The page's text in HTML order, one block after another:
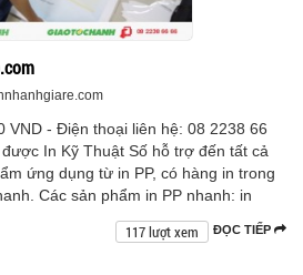
VND - Điện thoại liên hệ: 08 2238 66
In Kỹ Thuật Số hỗ trợ đến tất cả
ứng dụng từ in PP, có hàng in trong
Các sản phẩm in PP nhanh: in
ĐỌC TIẾP
117 lượt xem